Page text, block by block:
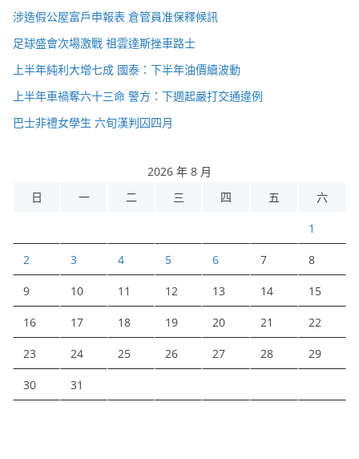
涉造假公屋富戶申報表 倉管員准保釋候訊
足球盛會次場激戰 祖雲達斯挫車路士
上半年純利大增七成 國泰：下半年油價續波動
上半年車禍奪六十三命 警方：下週起嚴打交通違例
巴士非禮女學生 六旬漢判囚四月
2026 年 8 月
日
一 二 三 四 五 六
1
2 3 4 5 6 7 8
9 10 11 12 13 14 15
16 17 18 19 20 21 22
23 24 25 26 27 28 29
30 31